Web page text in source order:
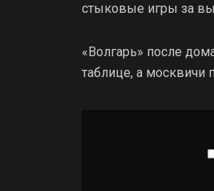
стыковые игры за
«Волгарь» после
таблице, а москвичи